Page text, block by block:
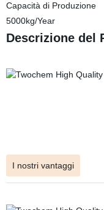
Capacità di Produzione
5000kg/Year
Descrizione del
I nostri vantaggi